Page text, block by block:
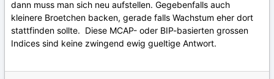
dann muss man sich neu aufstellen. Gegebenfalls auch
kleinere Broetchen backen, gerade falls Wachstum eher dort
stattfinden sollte. Diese MCAP- oder BIP-basierten grossen
Indices sind keine zwingend ewig gueltige Antwort.